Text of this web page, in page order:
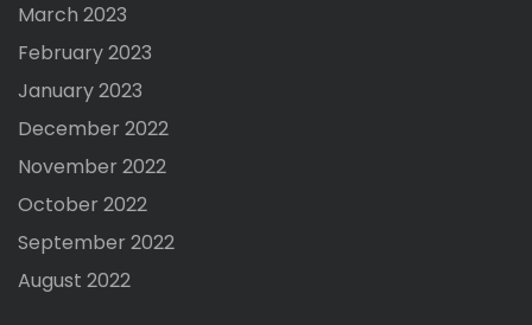
March 2023
February 2023
January 2023
December 2022
November 2022
October 2022
September 2022
August 2022